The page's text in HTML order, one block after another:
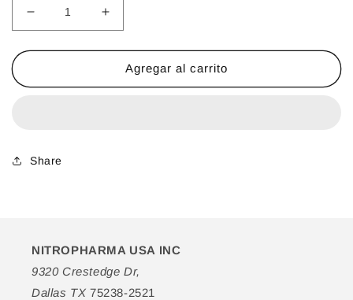
Reducir
cantidad
para
Crema
con
Aumentar
cantidad
para
Criacells
Crema
Agregar al carrito
Share
NITROPHARMA USA INC
9320 Crestedge Dr,
Dallas TX 75238-2521